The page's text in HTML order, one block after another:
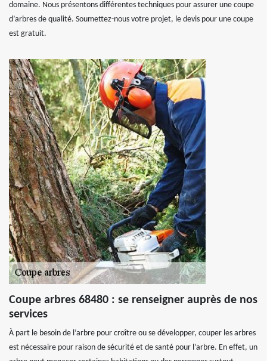
domaine. Nous présentons différentes techniques pour assurer une coupe
d’arbres de qualité. Soumettez-nous votre projet, le devis pour une coupe
est gratuit.
Coupe arbres 68480 : se renseigner auprès de nos
services
À part le besoin de l’arbre pour croître ou se développer, couper les arbres
est nécessaire pour raison de sécurité et de santé pour l’arbre. En effet, un